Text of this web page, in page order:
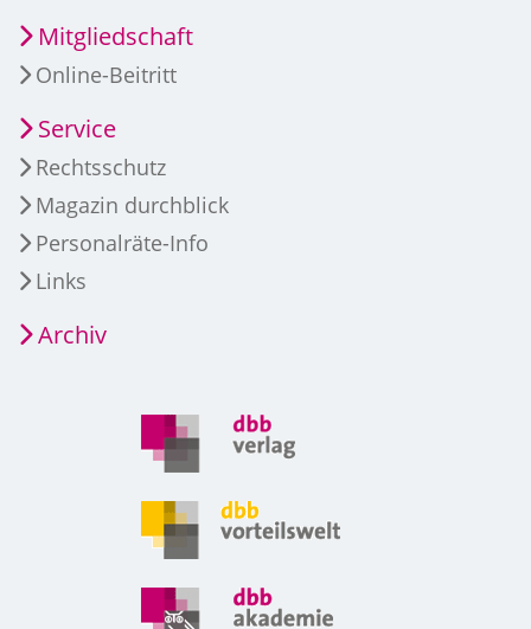
Mitgliedschaft
Online-Beitritt
Service
Rechtsschutz
Magazin durchblick
Personalräte-Info
Links
Archiv